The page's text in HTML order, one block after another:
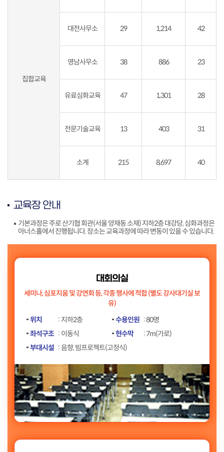
집합교육
대전사무소 29 1,214 42
영남사무소 38 886 23
유료심화교육 47 1,301 28
전문기술교육 13 403 31
소계 215 8,697 40
교육장 안내
기본과정은 주로 산기협 회관(서울 양재동 소재) 지하2층 대강당, 심화과정은
아너스홀에서 진행됩니다. 장소는 교육과정에 따라 변동이 있을 수 있습니다.
대회의실
세미나, 심포지움 및 강연회 등, 각종 행사에 적합(별도 강사대기실 보
유)
위치
지하2층 수용인원
80명
좌석구조
이동식 현수막
7m(가로)
부대시설
음향, 빔프로젝트(고정식)